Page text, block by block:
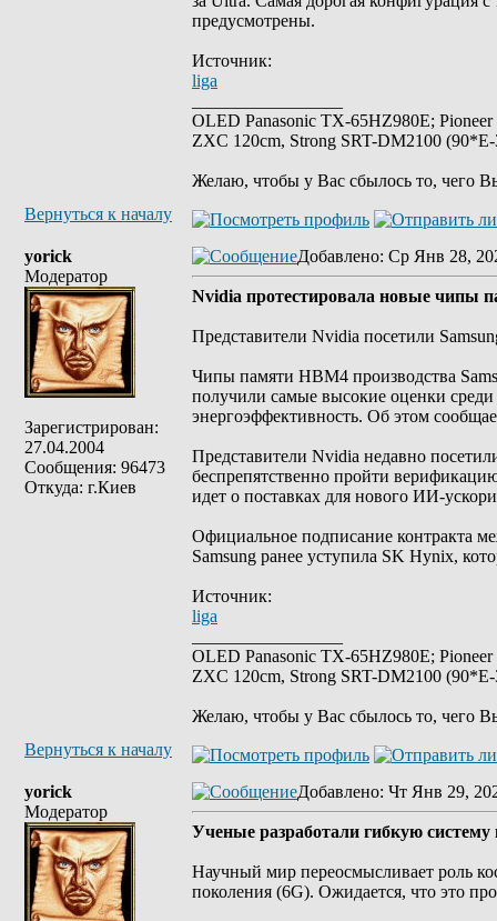
предусмотрены.
Источник:
liga
OLED Panasonic TX-65HZ980E;
ZXC 120cm, Strong SRT-DM2100
Желаю, чтобы у Вас сбылось то, чего
Вернуться к началу
yorick
Модератор
Зарегистрирован:
27.04.2004
Сообщения: 96473
Откуда: г.Киев
Добавлено: Ср Янв 28,
Nvidia протестировала новые чипы
Представители Nvidia посетили
Чипы памяти HBM4 производства
получили самые высокие оценки среди
энергоэффективность. Об этом
Представители Nvidia недавно
беспрепятственно пройти
идет о поставках для нового ИИ-
Официальное подписание контракта
Samsung ранее уступила SK Hynix,
Источник:
liga
OLED Panasonic TX-65HZ980E;
ZXC 120cm, Strong SRT-DM2100
Желаю, чтобы у Вас сбылось то, чего
Вернуться к началу
yorick
Модератор
Добавлено: Чт Янв 29,
Ученые разработали гибкую
Научный мир переосмысливает роль
поколения (6G). Ожидается, что это